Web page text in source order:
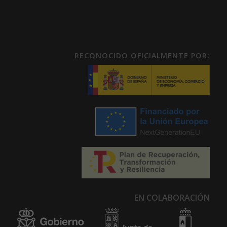
RECONOCIDO OFICIALMENTE POR:
EN COLABORACIÓN